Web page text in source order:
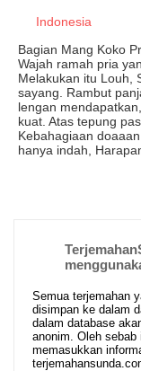
Indonesia
Bagian Mang Koko
Wajah ramah pria
Melakukan itu Louh,
sayang. Rambut
lengan
kuat. Atas tepung
Kebahagiaan
hanya indah,
Semua terjemahan
disimpan ke dalam
dalam database
anonim. Oleh
memasukkan